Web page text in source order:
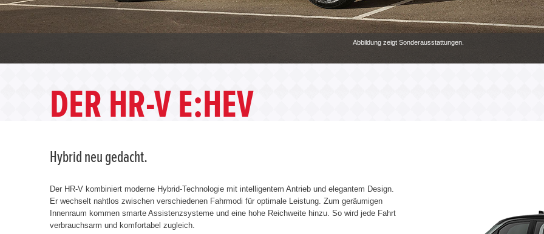
Abbildung zeigt Sonderausstattungen.
DER HR-V E:HEV
Hybrid neu gedacht.
Der HR-V kombiniert moderne Hybrid-Technologie mit intelligentem Antrieb und elegantem Design.
Er wechselt nahtlos zwischen verschiedenen Fahrmodi für optimale Leistung. Zum geräumigen
Innenraum kommen smarte Assistenzsysteme und eine hohe Reichweite hinzu. So wird jede Fahrt
verbrauchsarm und komfortabel zugleich.